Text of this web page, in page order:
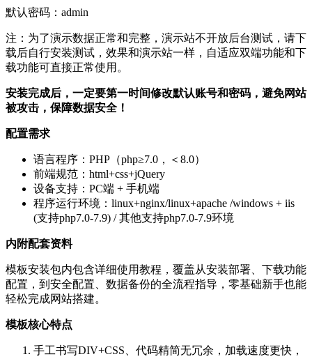
默认密码：admin
注：为了演示数据正常和完整，演示站不开放后台测试，请下
载后自行安装测试，效果和演示站一样，自适应双端功能和下
载功能可直接正常使用。
安装完成后，一定要第一时间修改默认账号和密码，避免网站
被攻击，保障数据安全！
配置需求
语言程序：PHP（php≥7.0，＜8.0）
前端规范：html+css+jQuery
设备支持：PC端 + 手机端
程序运行环境：linux+nginx/linux+apache /windows + iis
(支持php7.0-7.9) / 其他支持php7.0-7.9环境
内附配套资料
模板安装包内包含详细使用教程，覆盖从安装部署、下载功能
配置，到安全配置、数据备份的全流程指导，零基础新手也能
轻松完成网站搭建。
模板核心特点
手工书写DIV+CSS、代码精简无冗余，加载速度更快，